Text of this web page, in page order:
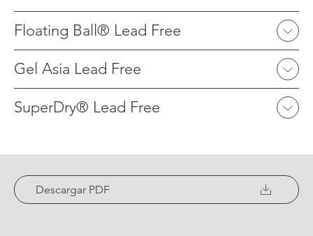
Floating Ball® Lead Free
Gel Asia Lead Free
SuperDry® Lead Free
Descargar PDF